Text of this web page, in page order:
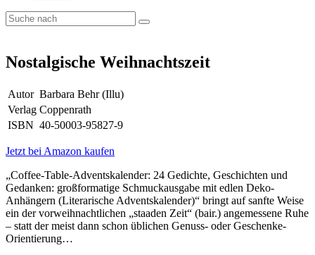
Nostalgische Weihnachtszeit
Autor Barbara Behr (Illu)
Verlag Coppenrath
ISBN 40-50003-95827-9
Jetzt bei Amazon kaufen
„Coffee-Table-Adventskalender: 24 Gedichte, Geschichten und
Gedanken: großformatige Schmuckausgabe mit edlen Deko-
Anhängern (Literarische Adventskalender)“ bringt auf sanfte Weise
ein der vorweihnachtlichen „staaden Zeit“ (bair.) angemessene Ruhe
– statt der meist dann schon üblichen Genuss- oder Geschenke-
Orientierung…